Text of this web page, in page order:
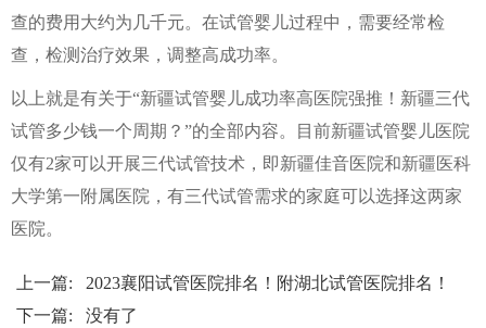
查的费用大约为几千元。在试管婴儿过程中，需要经常检
查，检测治疗效果，调整高成功率。
以上就是有关于“新疆试管婴儿成功率高医院强推！新疆三代
试管多少钱一个周期？”的全部内容。目前新疆试管婴儿医院
仅有2家可以开展三代试管技术，即新疆佳音医院和新疆医科
大学第一附属医院，有三代试管需求的家庭可以选择这两家
医院。
上一篇: 2023襄阳试管医院排名！附湖北试管医院排名！
下一篇: 没有了